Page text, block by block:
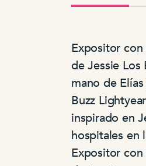
Expositor
de Jessie Los
mano de
Buzz
inspirado en
hospitales
Expositor